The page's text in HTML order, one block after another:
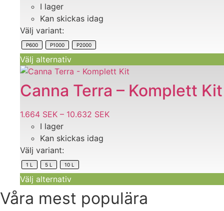
P600 P1000 P2000
I lager
Kan skickas idag
Välj variant:
Välj alternativ
olika
alternativen
kan
väljas
på
produktsidan
Canna Terra – Komplett Kit
1.664 SEK – 10.632 SEK
1 L 5 L 10 L
I lager
Kan skickas idag
Välj variant:
Välj alternativ
Den
här
produkten
flera
varianter.
olika
alternativen
kan
på
Våra mest populära